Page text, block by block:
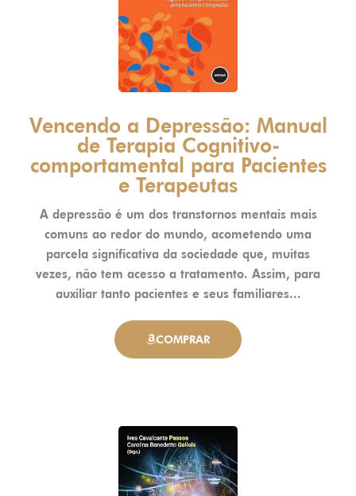
Vencendo a Depressão: Manual
de Terapia Cognitivo-
comportamental para Pacientes
e Terapeutas
A depressão é um dos transtornos mentais mais
comuns ao redor do mundo, acometendo uma
parcela significativa da sociedade que, muitas
vezes, não tem acesso a tratamento. Assim, para
auxiliar tanto pacientes e seus familiares...
COMPRAR